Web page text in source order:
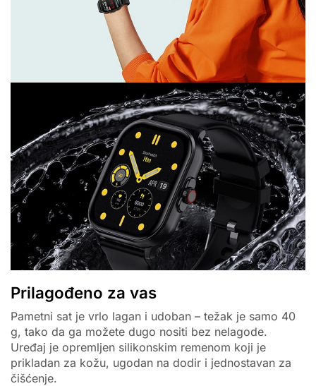
Prilagođeno za vas
Pametni sat je vrlo lagan i udoban – težak je samo 40
g, tako da ga možete dugo nositi bez nelagode.
Uređaj je opremljen silikonskim remenom koji je
prikladan za kožu, ugodan na dodir i jednostavan za
čišćenje.